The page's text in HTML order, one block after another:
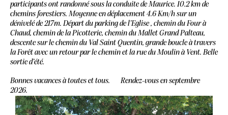
participants ont randonné sous la conduite de Maurice. 10.2 km de
chemins forestiers. Moyenne en déplacement 4.6 Km/h sur un
dénivelé de 217m. Départ du parking de l’Eglise , chemin du Four à
Chaud, chemin de la Picotterie, chemin du Mallet Grand Palteau,
descente sur le chemin du Val Saint Quentin, grande boucle à travers
la Forêt avec un retour par le chemin et la rue du Moulin à Vent. Belle
sortie d’été.
Bonnes vacances à toutes et tous. Rendez-vous en septembre
2026.